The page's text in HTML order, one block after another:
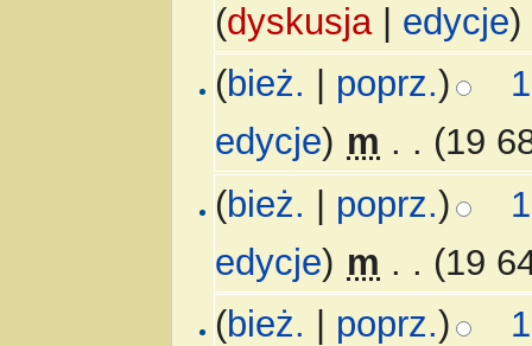
(dyskusja| edycje)
(bież. poprz.)
edycje) m . . (19
(bież. | poprz.)
edycje) m . . (19
(bież. poprz.)